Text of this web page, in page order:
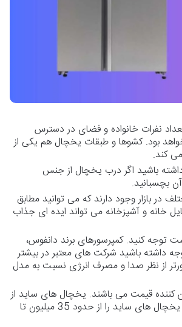
نفرات خانواده و فضای در دسترس
بود. کشوها و طبقات یخچال هم یکی از
کند.
باشید اگر درب یخچال از جنس
بچسبانید.
بازار وجود دارند که می توانید مطابق
خانه و آشپزخانه می تواند ایده ای جذاب
کنید. کمپرسورهای برند دانفوس،
داشته باشید شرکت های معتبر در بیشتر
از نظر صدا و مصرف انرژی نسبت به مدل
کننده قیمت می باشند. یخچال های ساید از
نظر قیمت تنوع بسیار زیادی دارند. در حال حاضر شما می توانید یخچال های ساید را از حدود 35 میلیون تا